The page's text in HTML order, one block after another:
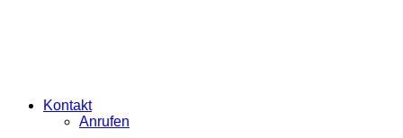
Kontakt
Anrufen